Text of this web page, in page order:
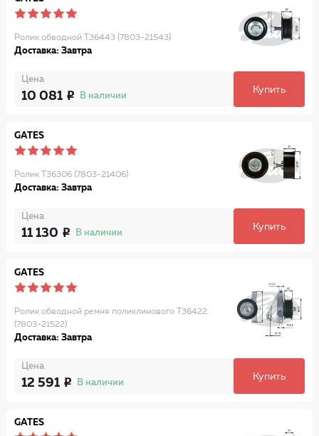
Ролик обводной T36443 (7803-21543)
Доставка: Завтра
Цена
10 081 В наличии
Купить
GATES
Ролик T36306 (7803-21406)
Доставка: Завтра
Цена
11 130 В наличии
Купить
GATES
Ролик обводной ремня поликлинового T36422
(7803-21522)
Доставка: Завтра
Цена
12 591 В наличии
Купить
GATES